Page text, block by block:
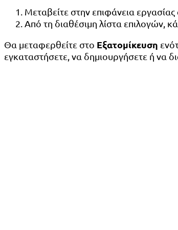
Μεταβείτε στην επιφάνεια εργασίας
Από τη διαθέσιμη λίστα επιλογών,
Θα μεταφερθείτε στο Εξατομίκευση
εγκαταστήσετε, να δημιουργήσετε ή να